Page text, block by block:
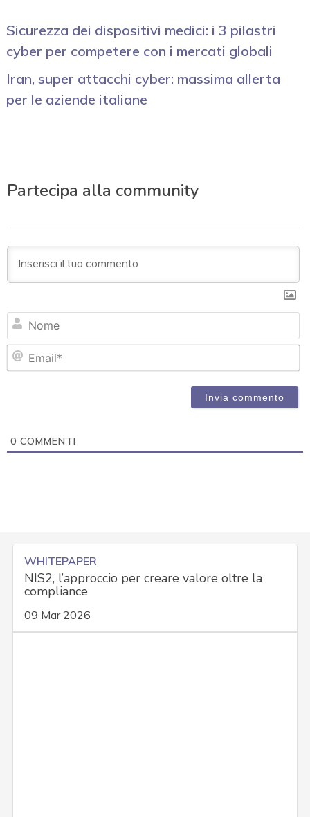
Sicurezza dei dispositivi medici: i 3 pilastri
cyber per competere con i mercati globali
Iran, super attacchi cyber: massima allerta
per le aziende italiane
Partecipa alla community
0 COMMENTI
WHITEPAPER
NIS2, l’approccio per creare valore oltre la
compliance
09 Mar 2026